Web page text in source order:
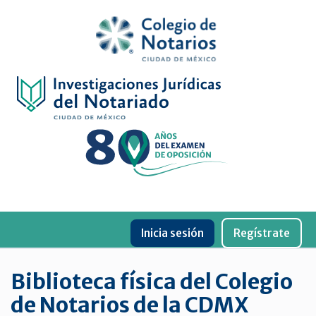
Física
Jurídica
virtual
de
Inicia sesión Regístrate
Biblioteca física del Colegio
de Notarios de la CDMX